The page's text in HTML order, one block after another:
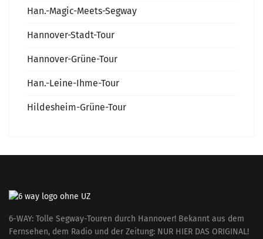
Han.-Magic-Meets-Segway
Hannover-Stadt-Tour
Hannover-Grüne-Tour
Han.-Leine-Ihme-Tour
Hildesheim-Grüne-Tour
6-WAY: Tolle Segway-Touren durch Hannover! Bekannt aus dem
Fernsehen, dem Radio und der Zeitung: NUR HIER DAS ORIGINAL!